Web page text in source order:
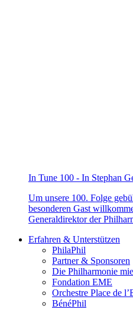
In Tune 100 - In Stephan
Um unsere 100. Folge
besonderen Gast
Generaldirektor der
Erfahren & Unterstützen
PhilaPhil
Partner & Sponsoren
Die Philharmonie
Fondation EME
Orchestre Place de
BénéPhil